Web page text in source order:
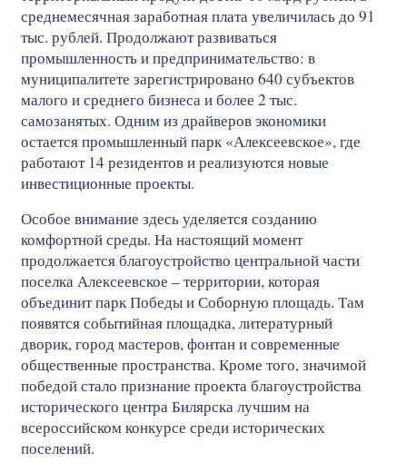
среднемесячная заработная плата увеличилась до 91
тыс. рублей. Продолжают развиваться
промышленность и предпринимательство: в
муниципалитете зарегистрировано 640 субъектов
малого и среднего бизнеса и более 2 тыс.
самозанятых. Одним из драйверов экономики
остается промышленный парк «Алексеевское», где
работают 14 резидентов и реализуются новые
инвестиционные проекты.
Особое внимание здесь уделяется созданию
комфортной среды. На настоящий момент
продолжается благоустройство центральной части
поселка Алексеевское – территории, которая
объединит парк Победы и Соборную площадь. Там
появятся событийная площадка, литературный
дворик, город мастеров, фонтан и современные
общественные пространства. Кроме того, значимой
победой стало признание проекта благоустройства
исторического центра Билярска лучшим на
всероссийском конкурсе среди исторических
поселений.